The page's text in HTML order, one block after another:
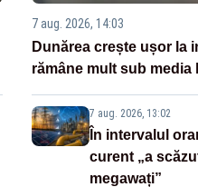
7 aug. 2026, 14:03
Dunărea crește ușor la
rămâne mult sub media
7 aug. 2026, 13:02
În intervalul
curent „a
megawați”